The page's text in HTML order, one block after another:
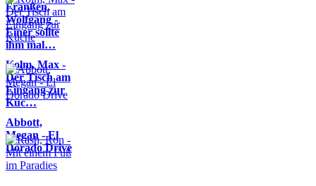
Franßen,
Wolfgang -
Einer sollte
ihm mal…
Kolm, Max -
Der Tisch am
Eingang zur
Küc…
Abbott,
Megan - El
Dorado Drive